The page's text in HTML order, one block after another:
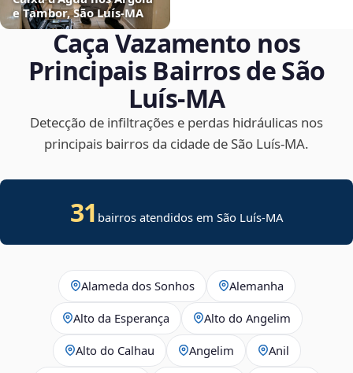
e Tambor, São Luís‑MA
Caça Vazamento nos
Principais Bairros de São
Luís‑MA
Detecção de infiltrações e perdas hidráulicas nos
principais bairros da cidade de São Luís‑MA.
31 bairros atendidos em São Luís-MA
Alameda dos Sonhos Alemanha
Alto da Esperança Alto do Angelim
Alto do Calhau Angelim Anil